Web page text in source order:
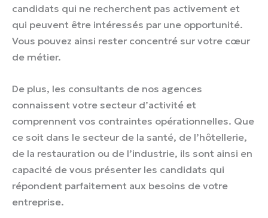
candidats qui ne recherchent pas activement et
qui peuvent être intéressés par une opportunité.
Vous pouvez ainsi rester concentré sur votre cœur
de métier.
De plus, les consultants de nos agences
connaissent votre secteur d’activité et
comprennent vos contraintes opérationnelles. Que
ce soit dans le secteur de la santé, de l’hôtellerie,
de la restauration ou de l’industrie, ils sont ainsi en
capacité de vous présenter les candidats qui
répondent parfaitement aux besoins de votre
entreprise.